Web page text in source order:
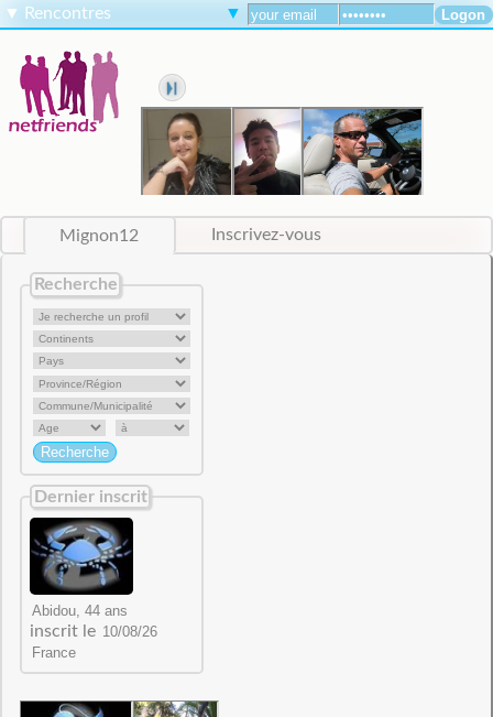
▼ Rencontres ▼
Mignon12 Inscrivez-vous
Recherche
Dernier inscrit
inscrit le